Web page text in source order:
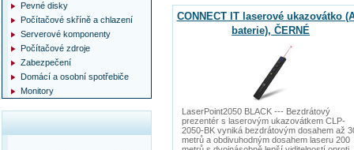
CONNECT IT laserové ukazovátko
baterie), ČERNÉ
LaserPoint2050 BLACK --- Bezdrátový
prezentér s laserovým ukazovátkem CLP-
2050-BK vyniká bezdrátovým dosahem až
metrů a obdivuhodným dosahem laseru 200
Pevné disky
Počítačové skříně a chlazení
Serverové komponenty
Počítačové zdroje
Zabezpečení
Domácí a osobní spotřebiče
Monitory